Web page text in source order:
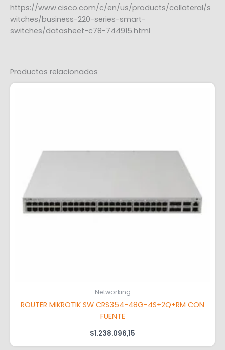
https://www.cisco.com/c/en/us/products/collateral/s
witches/business-220-series-smart-
switches/datasheet-c78-744915.html
Productos relacionados
Networking
ROUTER MIKROTIK SW CRS354-48G-4S+2Q+RM CON
FUENTE
$1.238.096,15